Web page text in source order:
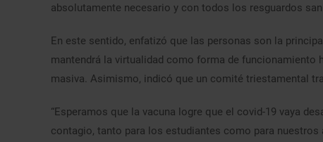
absolutamente necesario y con todos los resguardos
En este sentido, enfatizó que las personas son la
mantendrá la virtualidad como forma de funcionamiento
masiva. Asimismo, indicó que un comité triestamental
“Esperamos que la vacuna logre que el covid-19 vaya
contagio, tanto para los estudiantes como para